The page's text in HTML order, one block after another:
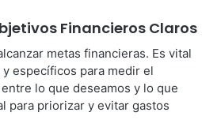
Financieros Claros
metas financieras. Es vital
específicos para medir el
lo que deseamos y lo que
para priorizar y evitar gastos